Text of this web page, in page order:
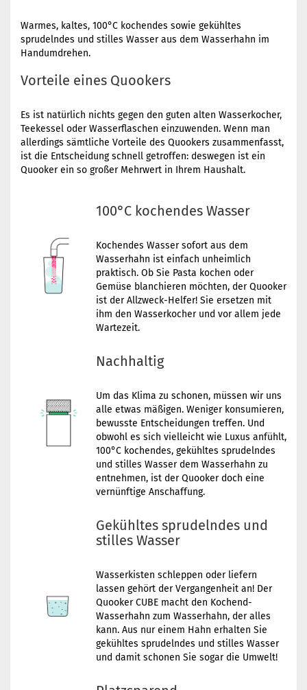
Warmes, kaltes, 100°C kochendes sowie gekühltes
sprudelndes und stilles Wasser aus dem Wasserhahn im
Handumdrehen.
Vorteile eines Quookers
Es ist natürlich nichts gegen den guten alten Wasserkocher,
Teekessel oder Wasserflaschen einzuwenden. Wenn man
allerdings sämtliche Vorteile des Quookers zusammenfasst,
ist die Entscheidung schnell getroffen: deswegen ist ein
Quooker ein so großer Mehrwert in Ihrem Haushalt.
100°C kochendes Wasser
Kochendes Wasser sofort aus dem
Wasserhahn ist einfach unheimlich
praktisch. Ob Sie Pasta kochen oder
Gemüse blanchieren möchten, der Quooker
ist der Allzweck-Helfer! Sie ersetzen mit
ihm den Wasserkocher und vor allem jede
Wartezeit.
Nachhaltig
Um das Klima zu schonen, müssen wir uns
alle etwas mäßigen. Weniger konsumieren,
bewusste Entscheidungen treffen. Und
obwohl es sich vielleicht wie Luxus anfühlt,
100°C kochendes, gekühltes sprudelndes
und stilles Wasser dem Wasserhahn zu
entnehmen, ist der Quooker doch eine
vernünftige Anschaffung.
Gekühltes sprudelndes und
stilles Wasser
Wasserkisten schleppen oder liefern
lassen gehört der Vergangenheit an! Der
Quooker CUBE macht den Kochend-
Wasserhahn zum Wasserhahn, der alles
kann. Aus nur einem Hahn erhalten Sie
gekühltes sprudelndes und stilles Wasser
und damit schonen Sie sogar die Umwelt!